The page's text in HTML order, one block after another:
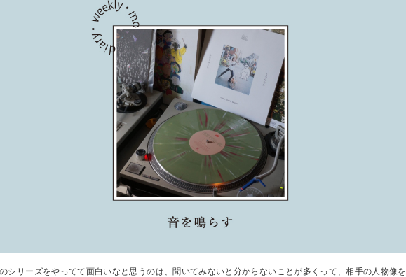
シリーズをやってて面白いなと思うのは、聞いてみないと分からないことが多くって、相手の人物像を